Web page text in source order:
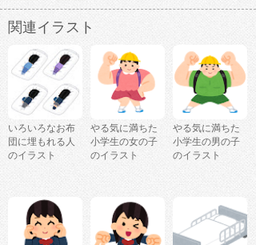
関連イラスト
いろいろなお布
団に埋もれる人
のイラスト
やる気に満ちた
小学生の女の子
のイラスト
やる気に満ちた
小学生の男の子
のイラスト